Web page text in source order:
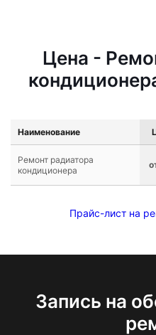
Цена -
Наименование
Ремонт радиатора
кондиционера
Прайс-лист на
Запись на